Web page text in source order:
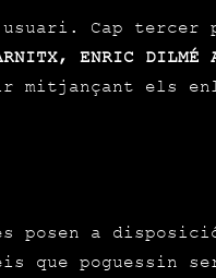
Cap tercer
ENRIC DILMÉ
mitjançant els
posen a
poguessin